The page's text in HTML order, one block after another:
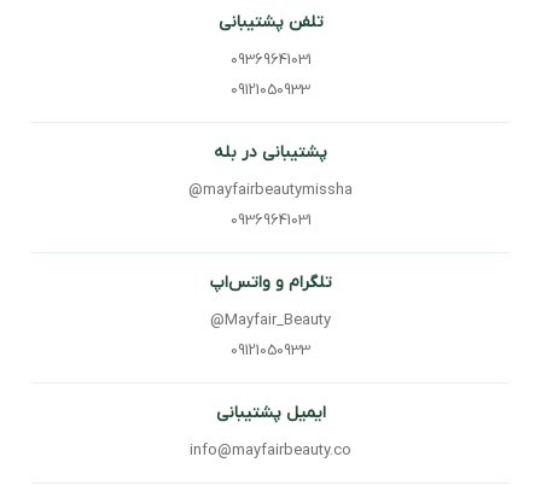
تلفن پشتیبانی
09369641031
09121050933
پشتیبانی در بله
@mayfairbeautymissha
09369641031
تلگرام و واتس‌اپ
@Mayfair_Beauty
09121050933
ایمیل پشتیبانی
info@mayfairbeauty.co